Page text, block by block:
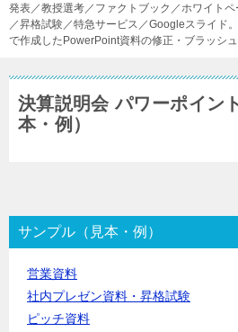
発表／教授選考／ファクトブック／ホワイト
／昇格試験／特急サービス／Googleスライド
で作成したPowerPoint資料の修正・ブラッシュ
決算説明会 パワーポイン
本・例）
サンプル（見本・例）
営業資料
社内プレゼン資料・昇格試験
ピッチ資料